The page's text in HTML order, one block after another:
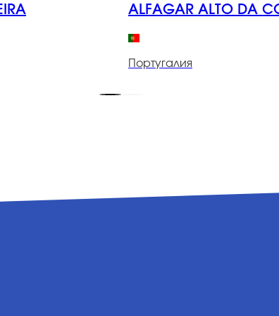
ALFAGAR ALTO DA
Португалия